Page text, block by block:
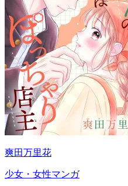
爽田万里花
少女・女性マンガ